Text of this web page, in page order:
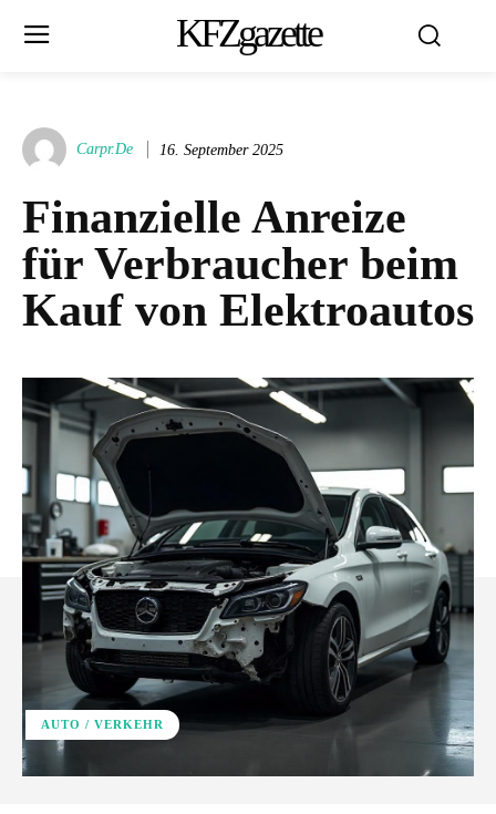
KFZgazette
Carpr.de 16. September 2025
Finanzielle Anreize
für Verbraucher beim
Kauf von Elektroautos
AUTO / VERKEHR